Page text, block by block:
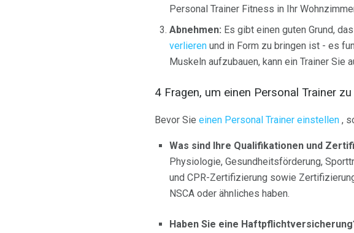
Personal Trainer Fitness in Ihr
Abnehmen: Es gibt einen guten Grund,
verlieren und in Form zu bringen ist - es
Muskeln aufzubauen, kann ein Trainer
4 Fragen, um einen Personal Trainer
Bevor Sie einen Personal Trainer einstellen ,
Was sind Ihre Qualifikationen und
Physiologie, Gesundheitsförderung,
und CPR-Zertifizierung sowie
NSCA oder ähnliches haben.
Haben Sie eine